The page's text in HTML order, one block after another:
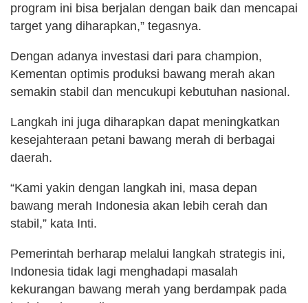
program ini bisa berjalan dengan baik dan mencapai
target yang diharapkan,” tegasnya.
Dengan adanya investasi dari para champion,
Kementan optimis produksi bawang merah akan
semakin stabil dan mencukupi kebutuhan nasional.
Langkah ini juga diharapkan dapat meningkatkan
kesejahteraan petani bawang merah di berbagai
daerah.
“Kami yakin dengan langkah ini, masa depan
bawang merah Indonesia akan lebih cerah dan
stabil,” kata Inti.
Pemerintah berharap melalui langkah strategis ini,
Indonesia tidak lagi menghadapi masalah
kekurangan bawang merah yang berdampak pada